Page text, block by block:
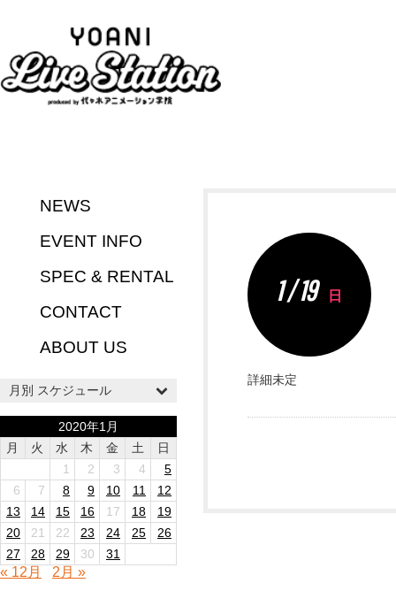
NEWS
EVENT INFO
SPEC & RENTAL
CONTACT
ABOUT US
月別 スケジュール
2020年1月
月
火 水 木 金 土
日
1
2 3 4
5
6
7 8 9 10 11
12
13
14 15 16 17 18
19
20
21 22 23 24 25
26
27
28 29 30 31
« 12月 2月 »
1 / 19 日
詳細未定